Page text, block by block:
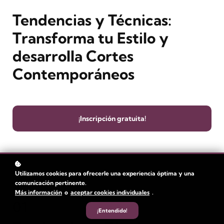
Tendencias y Técnicas:
Transforma tu Estilo y
desarrolla Cortes
Contemporáneos
¡Inscripción gratuita!
Utilizamos cookies para ofrecerle una experiencia óptima y una
comunicación pertinente.
Más información o aceptar cookies individuales .
¡Entendido!